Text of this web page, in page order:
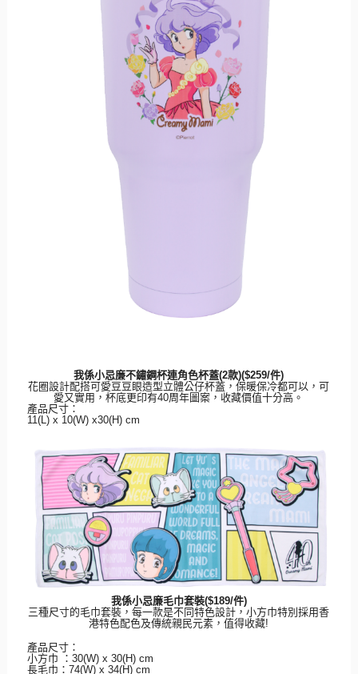
我係小忌廉不鏽鋼杯連角色杯蓋(2款)($259/件)
花圈設計配搭可愛豆豆眼造型立體公仔杯蓋，保暖保冷都可以，可
愛又實用，杯底更印有40周年圖案，收藏價值十分高。
產品尺寸：
11(L) x 10(W) x30(H) cm
我係小忌廉毛巾套裝($189/件)
三種尺寸的毛巾套裝，每一款是不同特色設計，小方巾特別採用香
港特色配色及傳統親民元素，值得收藏!
產品尺寸：
小方巾 ： 30(W) x 30(H) cm
長毛巾： 74(W) x 34(H) cm